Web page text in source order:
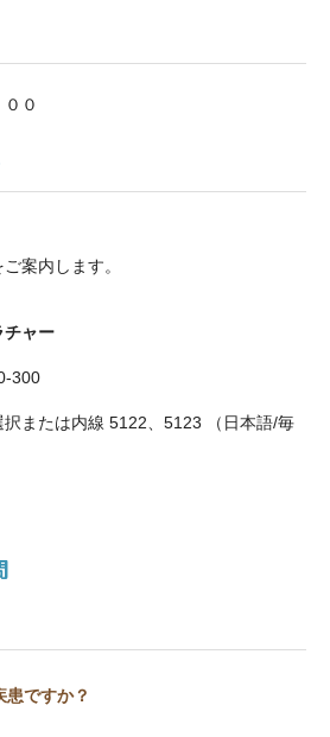
０
案内します。
チャー
300
または内線 5122、5123 （日本語/毎
患ですか？